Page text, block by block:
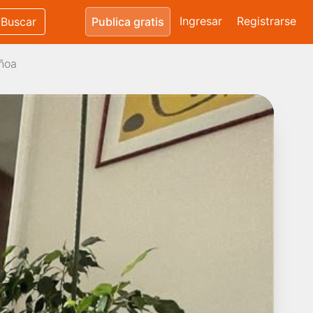
Buscar Publica gratis Ingresar Registrarse